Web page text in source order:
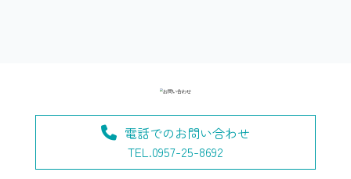
電話でのお問い合わせ
TEL.0957-25-8692